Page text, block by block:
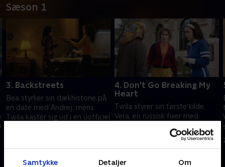
Samtykke Detaljer Om
Sæson 1
3. Backstreets
Bea styrker sin dækhistorie på
en date med Andrej, mens
Twila kaster sig ud i en uofficiel
4. Don't Go Breaking My
Heart
Twila styrer sin første kilde,
Vera, en russisk fixer med
13. februar 2026 • 48 min